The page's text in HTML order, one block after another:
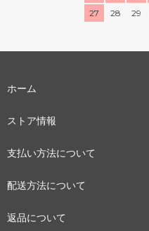
27
28 29
ホーム
ストア情報
支払い方法について
配送方法について
返品について